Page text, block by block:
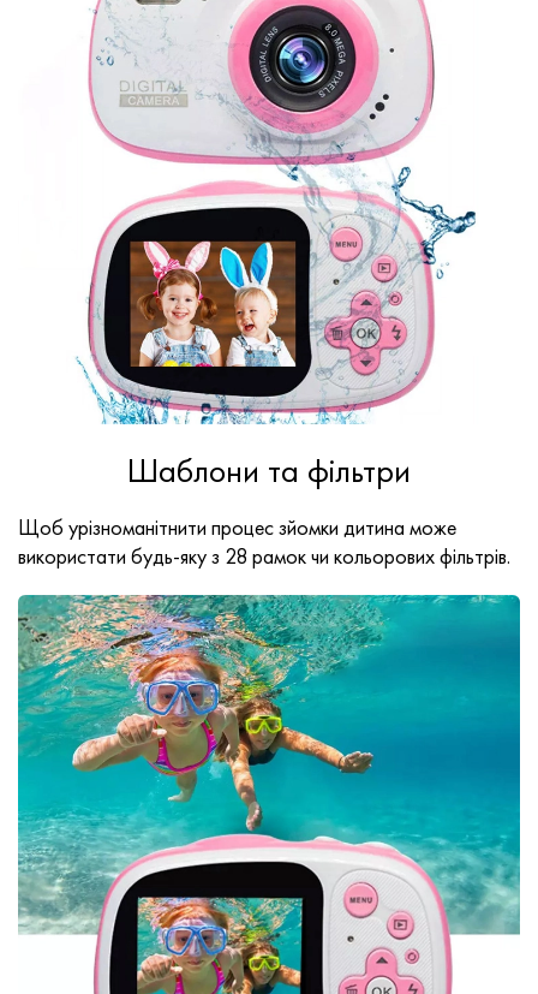
Шаблони та фільтри
Щоб урізноманітнити процес зйомки дитина може
використати будь-яку з 28 рамок чи кольорових фільтрів.